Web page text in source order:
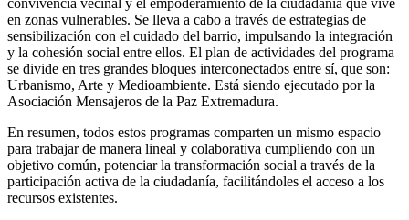
convivencia vecinal y el empoderamiento de la ciudadanía que vive
en zonas vulnerables. Se lleva a cabo a través de estrategias de
sensibilización con el cuidado del barrio, impulsando la integración
y la cohesión social entre ellos. El plan de actividades del programa
se divide en tres grandes bloques interconectados entre sí, que son:
Urbanismo, Arte y Medioambiente. Está siendo ejecutado por la
Asociación Mensajeros de la Paz Extremadura.
En resumen, todos estos programas comparten un mismo espacio
para trabajar de manera lineal y colaborativa cumpliendo con un
objetivo común, potenciar la transformación social a través de la
participación activa de la ciudadanía, facilitándoles el acceso a los
recursos existentes.